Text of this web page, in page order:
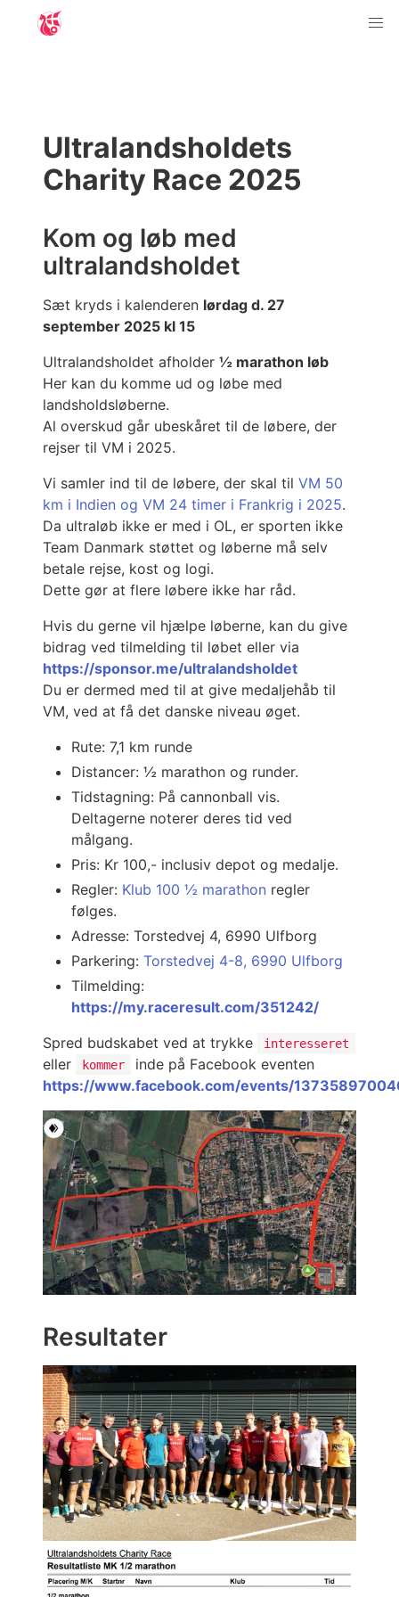
Ultralandsholdets
Charity Race 2025
Kom og løb med
ultralandsholdet
Sæt kryds i kalenderen lørdag d. 27
september 2025 kl 15
Ultralandsholdet afholder ½ marathon løb
Her kan du komme ud og løbe med
landsholdsløberne.
Al overskud går ubeskåret til de løbere, der
rejser til VM i 2025.
Vi samler ind til de løbere, der skal til VM 50
km i Indien og VM 24 timer i Frankrig i 2025.
Da ultraløb ikke er med i OL, er sporten ikke
Team Danmark støttet og løberne må selv
betale rejse, kost og logi.
Dette gør at flere løbere ikke har råd.
Hvis du gerne vil hjælpe løberne, kan du give
bidrag ved tilmelding til løbet eller via
https://sponsor.me/ultralandsholdet
Du er dermed med til at give medaljehåb til
VM, ved at få det danske niveau øget.
Rute: 7,1 km runde
Distancer: ½ marathon og runder.
Tidstagning: På cannonball vis.
Deltagerne noterer deres tid ved
målgang.
Pris: Kr 100,- inclusiv depot og medalje.
Regler: Klub 100 ½ marathon regler
følges.
Adresse: Torstedvej 4, 6990 Ulfborg
Parkering: Torstedvej 4-8, 6990 Ulfborg
Tilmelding:
https://my.raceresult.com/351242/
Spred budskabet ved at trykke
interesseret
eller kommer
inde på Facebook eventen
https://www.facebook.com/events/
Resultater